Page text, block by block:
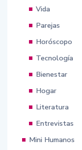
Vida
Parejas
Horóscopo
Tecnología
Bienestar
Hogar
Literatura
Entrevistas
Mini Humanos